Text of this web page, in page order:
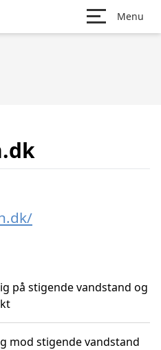
Menu
på stigende vandstand og
mod stigende vandstand